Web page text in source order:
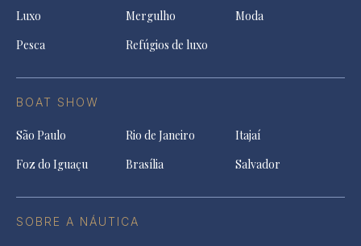
Luxo
Mergulho
Moda
Pesca
Refúgios de luxo
BOAT SHOW
São Paulo Rio de Janeiro
Itajaí
Foz do Iguaçu
Brasília Salvador
SOBRE A NÁUTICA